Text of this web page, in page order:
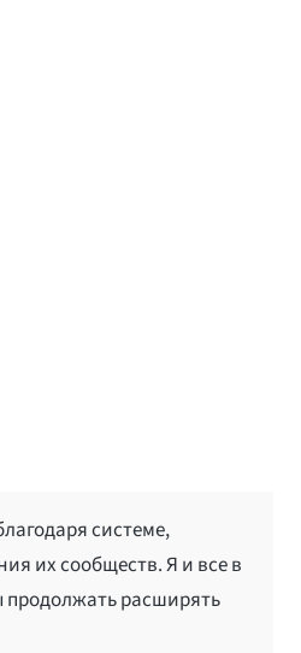
системе,
их сообществ. Я и все в
продолжать расширять